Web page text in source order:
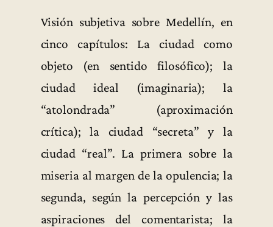
Visión subjetiva sobre Medellín, en
cinco capítulos: La ciudad como
objeto (en sentido filosófico); la
ciudad ideal (imaginaria); la
“atolondrada” (aproximación
crítica); la ciudad “secreta” y la
ciudad “real”. La primera sobre la
miseria al margen de la opulencia; la
segunda, según la percepción y las
aspiraciones del comentarista; la